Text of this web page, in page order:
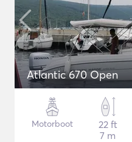
Atlantic 670 Open
Motorboot
22 ft
7 m